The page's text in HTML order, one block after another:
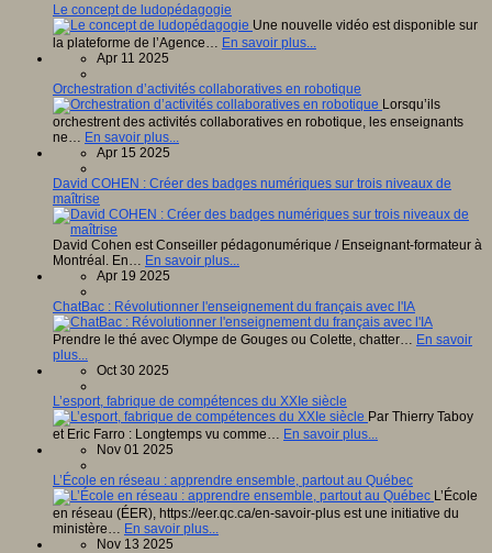
Le concept de ludopédagogie
Une nouvelle vidéo est disponible sur
la plateforme de l’Agence… En savoir plus...
Apr 11 2025
Orchestration d’activités collaboratives en robotique
Lorsqu’ils
orchestrent des activités collaboratives en robotique, les enseignants
ne… En savoir plus...
Apr 15 2025
David COHEN : Créer des badges numériques sur trois niveaux de
maîtrise
David Cohen est Conseiller pédagonumérique / Enseignant-formateur à
Montréal. En… En savoir plus...
Apr 19 2025
ChatBac : Révolutionner l'enseignement du français avec l'IA
Prendre le thé avec Olympe de Gouges ou Colette, chatter… En savoir
plus...
Oct 30 2025
L’esport, fabrique de compétences du XXIe siècle
Par Thierry Taboy
et Eric Farro : Longtemps vu comme… En savoir plus...
Nov 01 2025
L’École en réseau : apprendre ensemble, partout au Québec
L’École
en réseau (ÉER), https://eer.qc.ca/en-savoir-plus est une initiative du
ministère… En savoir plus...
Nov 13 2025